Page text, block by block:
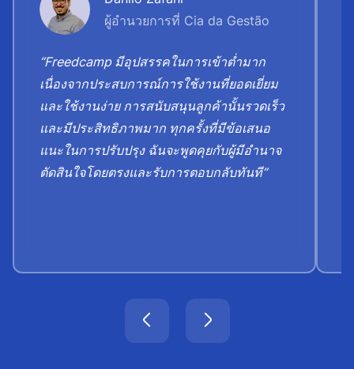
ผู้อำนวยการที่ Cia da Gestão
“Freedcamp มีอุปสรรคในการเข้าต่ำมาก
เนื่องจากประสบการณ์การใช้งานที่ยอดเยี่ยม
และใช้งานง่าย การสนับสนุนลูกค้านั้นรวดเร็ว
และมีประสิทธิภาพมาก ทุกครั้งที่มีข้อเสนอ
แนะในการปรับปรุง ฉันจะพูดคุยกับผู้มีอำนาจ
ตัดสินใจโดยตรงและรับการตอบกลับทันที”